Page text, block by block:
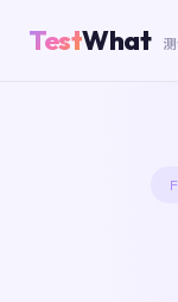
TestWhat